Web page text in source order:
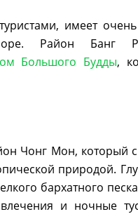
имеет
Район Банг
Большого Будды,
Чонг Мон, который
природой.
бархатного
и ночные